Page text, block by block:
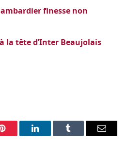
finesse non
la tête d’Inter Beaujolais
Pinterest LinkedInTumblr Email